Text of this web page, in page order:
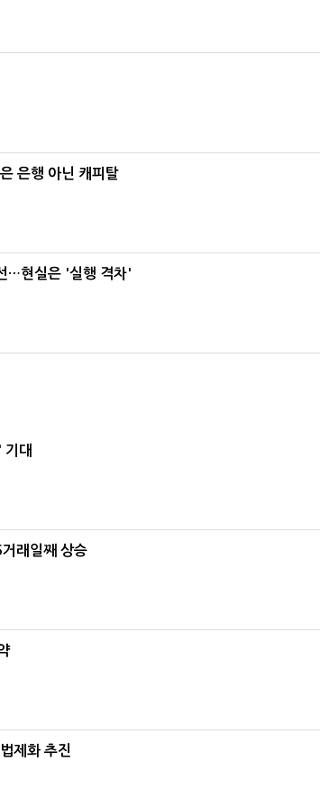
은행 아닌 캐피탈
…현실은 '실행 격차'
대
래일째 상승
제화 추진